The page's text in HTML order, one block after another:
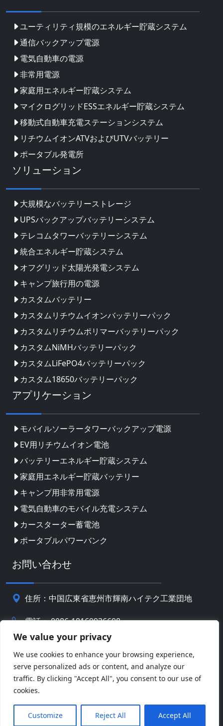
We value your privacy
We use cookies to enhance your browsing experience,
serve personalized ads or content, and analyze our
traffic. By clicking "Accept All", you consent to our use of
cookies.
Customize Reject All Accept All
ユーティリティ規模のエネルギー貯蔵システム
通信バックアップ電源
電気自動車の電源
非常用電源
家庭用エネルギー貯蔵システム
マイクログリッドESSエネルギー貯蔵システム
移動式自動車充電ステーションシステム
リチウムイオンATVおよびUTVバッテリー
ポータブル発電所
ソリューション
大規模なバッテリーストレージ
UPSバックアップバッテリーシステム
テレコムタワーバッテリーシステム
統合エネルギー貯蔵システム
オフグリッド太陽光発電システム
キャンプ旅行用の電源
カスタムバッテリー
カスタムリチウムイオンバッテリーパック
カスタムリチウムポリマーバッテリーパック
カスタムNiMHバッテリーパック
カスタムLiFePO4バッテリーパック
カスタム18650バッテリーパック
アプリケーション
モバイルソーラータワーバックアップ電源
EV用リチウムイオン電池
バッテリーエネルギー貯蔵システム
家庭用エネルギー貯蔵バッテリー
キャンプ用非常用電源
電気自動車のモバイル充電システム
カースターター蓄電池
ポータブルパワーバンク
お問い合わせ
住所：中国広東省恵州市輝南ハイテク工業団地
電話： 0086-18169936698
info@jbbatterychina.com
プライバシーポリシー
ド。 全著作権所有。
LinkedInWhatsApp
共